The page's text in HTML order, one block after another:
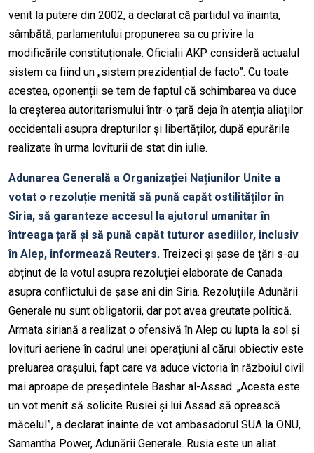
venit la putere din 2002, a declarat că partidul va înainta,
sâmbătă, parlamentului propunerea sa cu privire la
modificările constituționale. Oficialii AKP consideră actualul
sistem ca fiind un „sistem prezidențial de facto”. Cu toate
acestea, oponenții se tem de faptul că schimbarea va duce
la creșterea autoritarismului într-o țară deja în atenția aliaților
occidentali asupra drepturilor și libertăților, după epurările
realizate în urma loviturii de stat din iulie.
Adunarea Generală a Organizației Națiunilor Unite a
votat o rezoluție menită să pună capăt ostilităților în
Siria, să garanteze accesul la ajutorul umanitar în
întreaga țară și să pună capăt tuturor asediilor, inclusiv
în Alep, informează Reuters. Treizeci și șase de țări s-au
abținut de la votul asupra rezoluției elaborate de Canada
asupra conflictului de șase ani din Siria. Rezoluțiile Adunării
Generale nu sunt obligatorii, dar pot avea greutate politică.
Armata siriană a realizat o ofensivă în Alep cu lupta la sol și
lovituri aeriene în cadrul unei operațiuni al cărui obiectiv este
preluarea orașului, fapt care va aduce victoria în războiul civil
mai aproape de președintele Bashar al-Assad. „Acesta este
un vot menit să solicite Rusiei și lui Assad să oprească
măcelul”, a declarat înainte de vot ambasadorul SUA la ONU,
Samantha Power, Adunării Generale. Rusia este un aliat